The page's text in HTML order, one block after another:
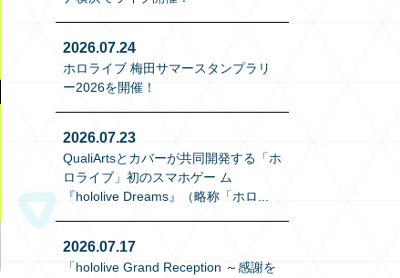
2026.07.24
ホロライブ 梅田サマースタンプラリ
ー2026を開催！
2026.07.23
QualiArtsとカバーが共同開発する「ホ
ロライブ」初のスマホゲー ム
『hololive Dreams』（略称「ホロ
2026.07.17
「hololive Grand Reception ～感謝を